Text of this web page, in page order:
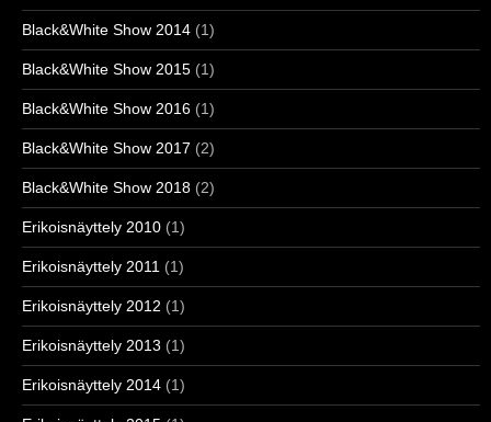
Black&White Show 2014 (1)
Black&White Show 2015 (1)
Black&White Show 2016 (1)
Black&White Show 2017 (2)
Black&White Show 2018 (2)
Erikoisnäyttely 2010 (1)
Erikoisnäyttely 2011 (1)
Erikoisnäyttely 2012 (1)
Erikoisnäyttely 2013 (1)
Erikoisnäyttely 2014 (1)